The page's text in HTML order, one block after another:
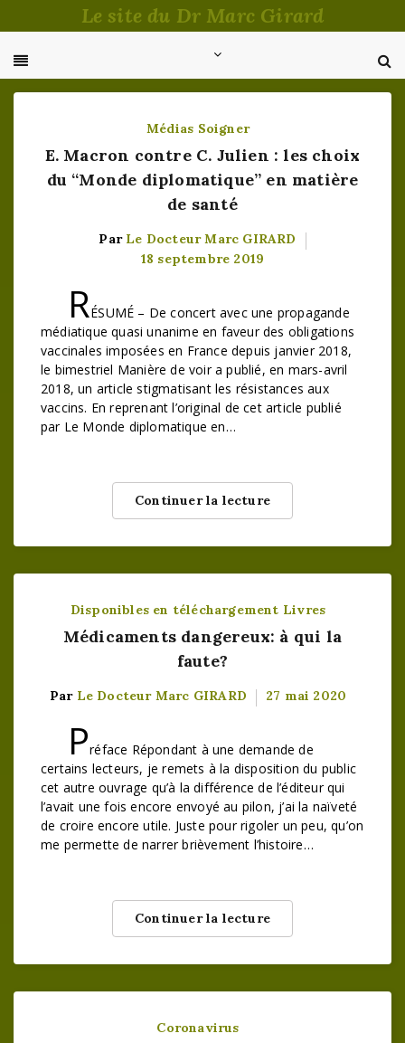
au
Le site du Dr Marc Girard
Médias Soigner
E. Macron contre C. Julien : les choix
du “Monde diplomatique” en matière
de santé
Par Le Docteur Marc GIRARD
18 septembre 2019
RÉSUMÉ – De concert avec une propagande
médiatique quasi unanime en faveur des obligations
vaccinales imposées en France depuis janvier 2018,
le bimestriel Manière de voir a publié, en mars-avril
2018, un article stigmatisant les résistances aux
vaccins. En reprenant l’original de cet article publié
par Le Monde diplomatique en…
Continuer la lecture
Disponibles en téléchargement Livres
Médicaments dangereux: à qui la
faute?
Par Le Docteur Marc GIRARD 27 mai 2020
Préface Répondant à une demande de
certains lecteurs, je remets à la disposition du public
cet autre ouvrage qu’à la différence de l’éditeur qui
l’avait une fois encore envoyé au pilon, j’ai la naïveté
de croire encore utile. Juste pour rigoler un peu, qu’on
me permette de narrer brièvement l’histoire…
Continuer la lecture
Coronavirus